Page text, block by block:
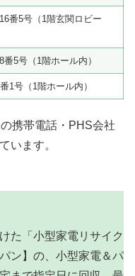
番5号（1階玄関ロビー
番5号（1階ホール内）
1号（1階ホール内）
携帯電話・PHS会社
います。
た「小型家電リサイク
ン】の、小型家電＆パ